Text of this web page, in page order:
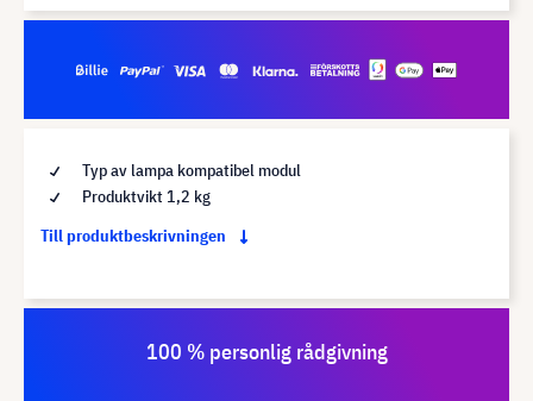
Typ av lampa kompatibel modul
Produktvikt 1,2 kg
Till produktbeskrivningen
100 % personlig rådgivning